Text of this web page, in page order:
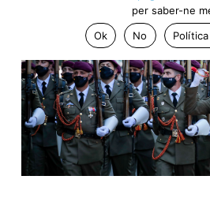
per saber-ne
Ok
No